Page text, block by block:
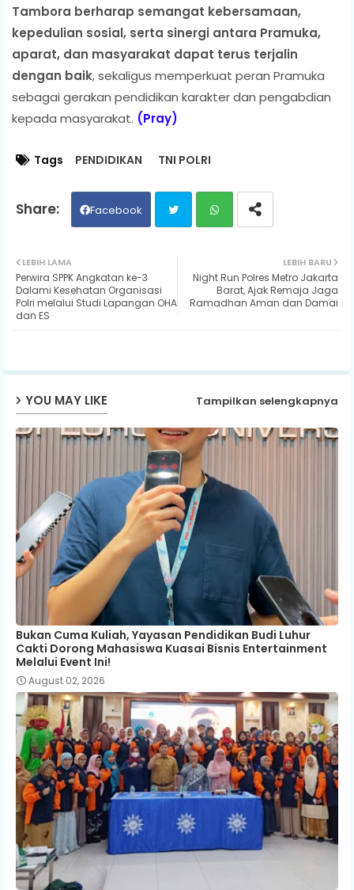
Tambora berharap semangat kebersamaan,
kepedulian sosial, serta sinergi antara Pramuka,
aparat, dan masyarakat dapat terus terjalin
dengan baik, sekaligus memperkuat peran Pramuka
sebagai gerakan pendidikan karakter dan pengabdian
kepada masyarakat. (Pray)
Tags PENDIDIKAN TNI POLRI
Facebook
ats
LEBIH BARU
Night Run Polres Metro Jakarta
Barat, Ajak Remaja Jaga
Ramadhan Aman dan Damai
LEBIH LAMA
Perwira SPPK Angkatan ke-3
Dalami Kesehatan Organisasi
Polri melalui Studi Lapangan OHA
dan ES
YOU MAY LIKE Tampilkan selengkapnya
Bukan Cuma Kuliah, Yayasan Pendidikan Budi Luhur
Cakti Dorong Mahasiswa Kuasai Bisnis Entertainment
Melalui Event Ini!
August 02, 2026